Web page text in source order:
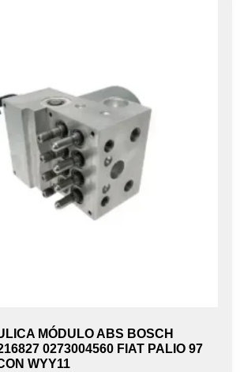
MÓDULO ABS BOSCH
0273004560 FIAT PALIO 97
WYY11